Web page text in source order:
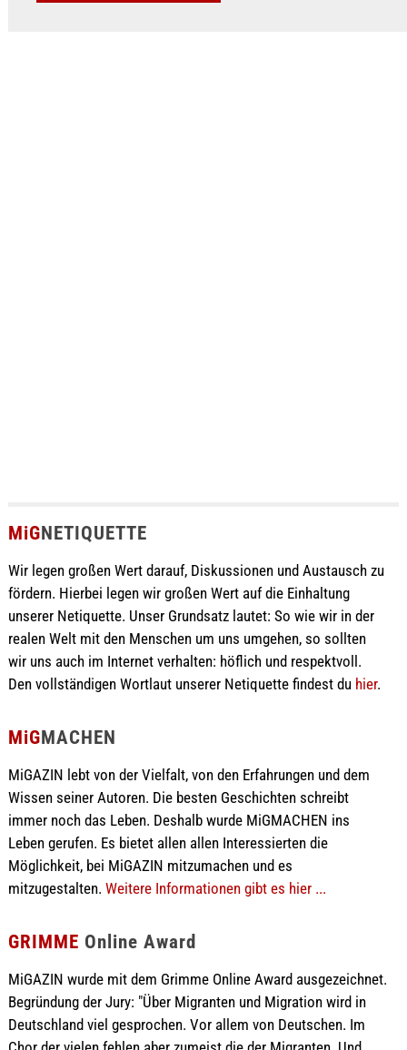
MiGNETIQUETTE
Wir legen großen Wert darauf, Diskussionen und Austausch zu
fördern. Hierbei legen wir großen Wert auf die Einhaltung
unserer Netiquette. Unser Grundsatz lautet: So wie wir in der
realen Welt mit den Menschen um uns umgehen, so sollten
wir uns auch im Internet verhalten: höflich und respektvoll.
Den vollständigen Wortlaut unserer Netiquette findest du hier.
MiGMACHEN
MiGAZIN lebt von der Vielfalt, von den Erfahrungen und dem
Wissen seiner Autoren. Die besten Geschichten schreibt
immer noch das Leben. Deshalb wurde MiGMACHEN ins
Leben gerufen. Es bietet allen allen Interessierten die
Möglichkeit, bei MiGAZIN mitzumachen und es
mitzugestalten. Weitere Informationen gibt es hier ...
GRIMME Online Award
MiGAZIN wurde mit dem Grimme Online Award ausgezeichnet.
Begründung der Jury: "Über Migranten und Migration wird in
Deutschland viel gesprochen. Vor allem von Deutschen. Im